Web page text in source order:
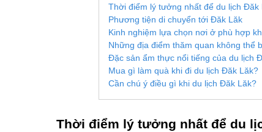
Thời điểm lý tưởng nhất để du lịch Đăk
Phương tiện di chuyển tới Đăk Lăk
Kinh nghiệm lựa chọn nơi ở phù hợp
Những địa điểm thăm quan không thể
Đặc sản ẩm thực nổi tiếng của du lịch
Mua gì làm quà khi đi du lịch Đăk Lăk?
Cần chú ý điều gì khi du lịch Đăk Lăk?
Thời điểm lý tưởng nhất để du